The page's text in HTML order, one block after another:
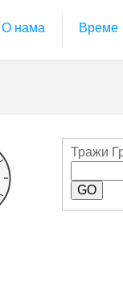
О нама Време
Тражи